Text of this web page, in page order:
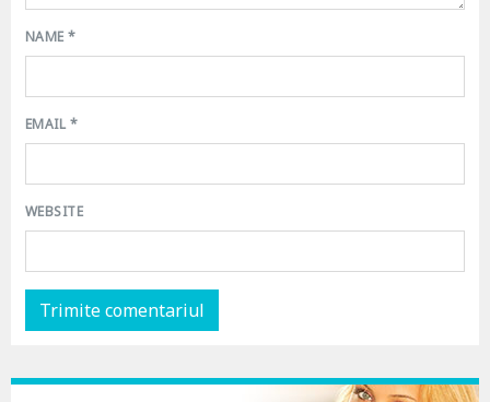
NAME*
EMAIL*
WEBSITE